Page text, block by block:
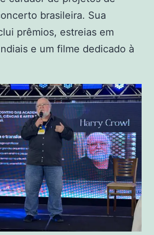
brasileira. Sua
prêmios, estreias em
e um filme dedicado à